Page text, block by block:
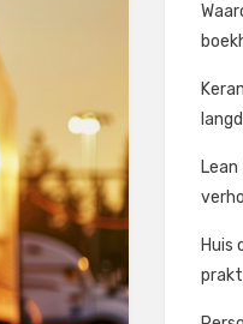
Huis